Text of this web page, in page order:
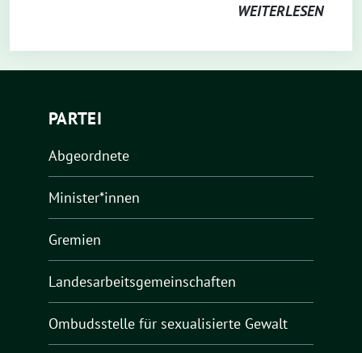
WEITERLESEN
PARTEI
Abgeordnete
Minister*innen
Gremien
Landesarbeitsgemeinschaften
Ombudsstelle für sexualisierte Gewalt